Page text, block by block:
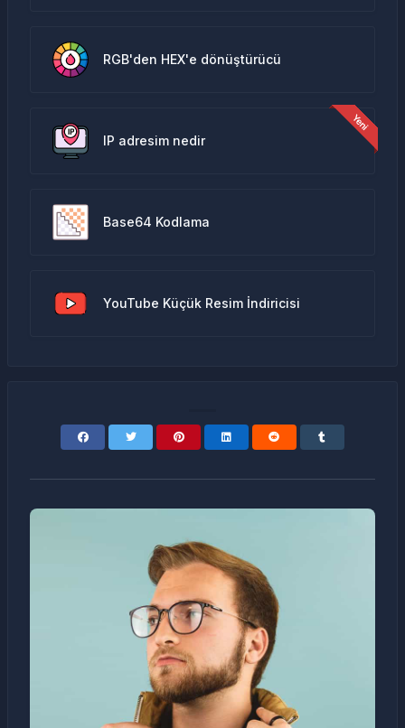
RGB'den HEX'e dönüştürücü
IP adresim nedir
Base64 Kodlama
YouTube Küçük Resim İndiricisi